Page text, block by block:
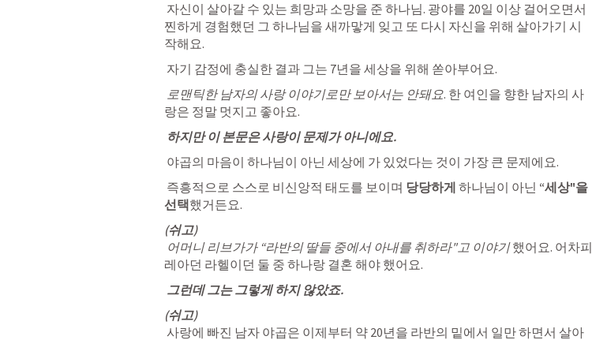
자신이 살아갈 수 있는 희망과 소망을 준 하나님. 광야를 20일 이상 걸어오면서
찐하게 경험했던 그 하나님을 새까맣게 잊고 또 다시 자신을 위해 살아가기 시
작해요.
자기 감정에 충실한 결과 그는 7년을 세상을 위해 쏟아부어요.
로맨틱한 남자의 사랑 이야기로만 보아서는 안돼요. 한 여인을 향한 남자의 사
랑은 정말 멋지고 좋아요.
하지만 이 본문은 사랑이 문제가 아니에요.
야곱의 마음이 하나님이 아닌 세상에 가 있었다는 것이 가장 큰 문제에요.
즉흥적으로 스스로 비신앙적 태도를 보이며 당당하게 하나님이 아닌 “세상"을
선택했거든요.
(쉬고)
어머니 리브가가 “라반의 딸들 중에서 아내를 취하라"고 이야기 했어요. 어차피
레아던 라헬이던 둘 중 하나랑 결혼 해야 했어요.
그런데 그는 그렇게 하지 않았죠.
(쉬고)
사랑에 빠진 남자 야곱은 이제부터 약 20년을 라반의 밑에서 일만 하면서 살아